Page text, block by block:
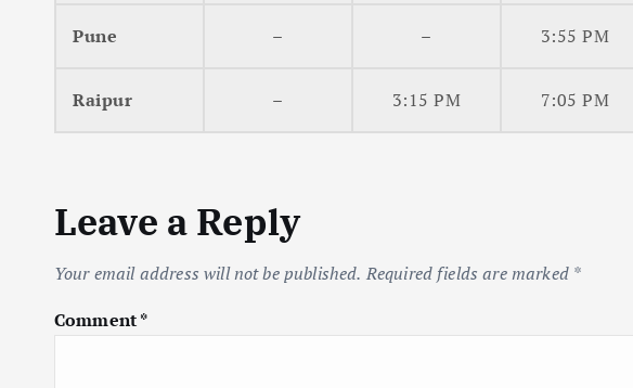
Pune – – 3:55 PM
Raipur – 3:15 PM 7:05 PM
Leave a Reply
Your email address will not be published. Required fields are marked *
Comment*